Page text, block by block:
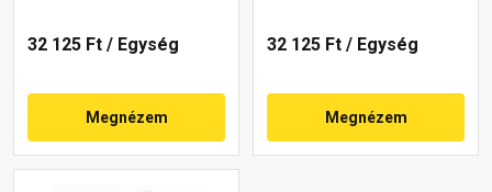
32 125 Ft / Egység
Megnézem
32 125 Ft / Egység
Megnézem